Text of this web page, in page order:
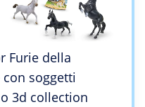
Furie della
soggetti
3d collection